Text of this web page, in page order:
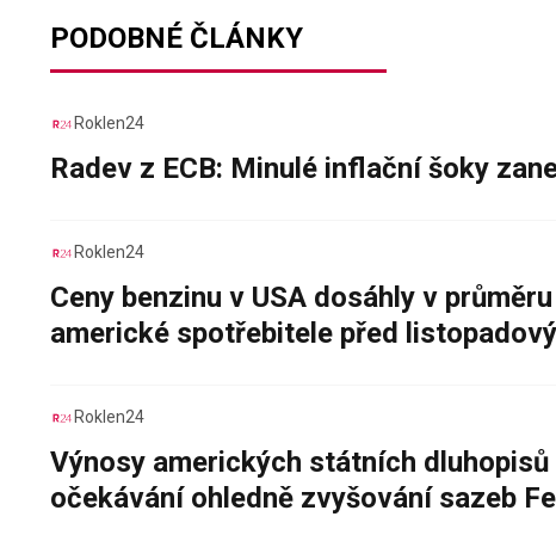
PODOBNÉ ČLÁNKY
Roklen24
Radev z ECB: Minulé inflační šoky
Roklen24
Ceny benzinu v USA dosáhly v
americké spotřebitele před
Roklen24
Výnosy amerických státních
očekávání ohledně zvyšování sazeb